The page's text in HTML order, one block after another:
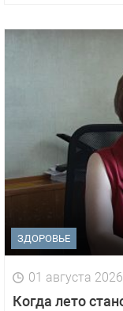
ЗДОРОВЬЕ
01 августа
Когда лето